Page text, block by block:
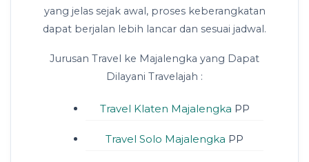
yang jelas sejak awal, proses keberangkatan
dapat berjalan lebih lancar dan sesuai jadwal.
Jurusan Travel ke Majalengka yang Dapat
Dilayani Travelajah :
Travel Klaten Majalengka PP
Travel Solo Majalengka PP